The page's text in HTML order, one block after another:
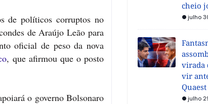
de políticos corruptos no
de Araújo Leão para
oficial de peso da nova
, que afirmou que o posto
o governo Bolsonaro
cheio
julho
virada
vir
Quaest
julho